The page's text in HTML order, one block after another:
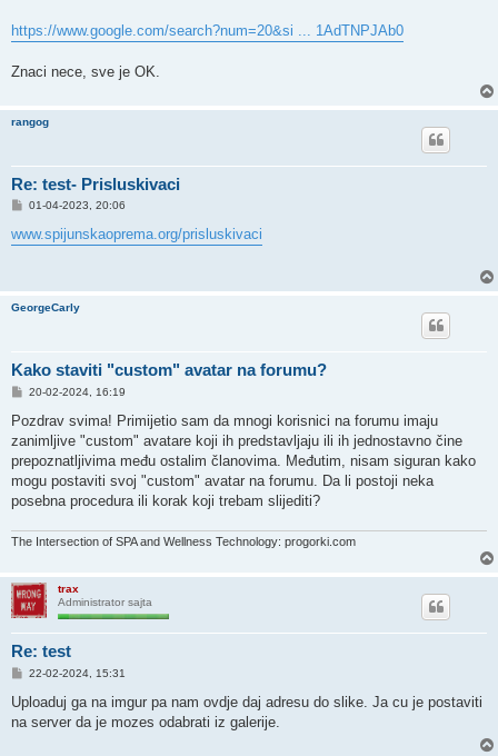
https://www.google.com/search?num=20&si ... 1AdTNPJAb0
Znaci nece, sve je OK.
rangog
Re: test- Prisluskivaci
P
s
t
01-04-2023, 20:06
www.spijunskaoprema.org/prisluskivaci
GeorgeCarly
Kako staviti "custom" avatar na forumu?
P
s
20-02-2024, 16:19
Pozdrav svima! Primijetio sam da mnogi korisnici na forumu imaju
zanimljive "custom" avatare koji ih predstavljaju ili ih jednostavno čine
prepoznatljivima među ostalim članovima. Međutim, nisam siguran kako
mogu postaviti svoj "custom" avatar na forumu. Da li postoji neka
posebna procedura ili korak koji trebam slijediti?
The Intersection of SPA and Wellness Technology: progorki.com
trax
Administrator sajta
Re: test
P
s
22-02-2024, 15:31
Uploaduj ga na imgur pa nam ovdje daj adresu do slike. Ja cu je postaviti
na server da je mozes odabrati iz galerije.